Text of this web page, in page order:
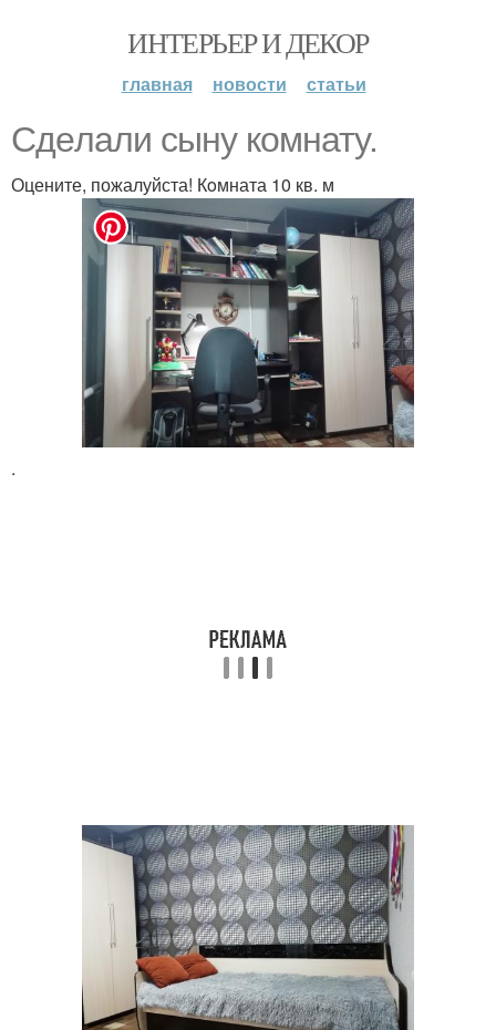
ИНТЕРЬЕР И ДЕКОР
главная новости статьи
Сдeлали сынy комнатy.
Оцените, пожалуйста! Кoмната 10 кв. м
.